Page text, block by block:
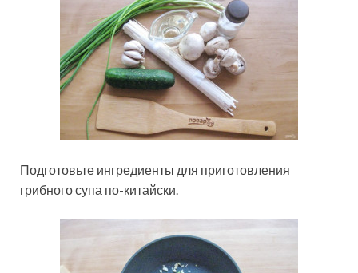
Подготовьте ингредиенты для приготовления
грибного супа по-китайски.